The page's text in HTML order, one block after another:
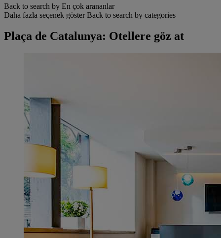
Back to search by En çok arananlar
Daha fazla seçenek göster Back to search by categories
Plaça de Catalunya: Otellere göz at